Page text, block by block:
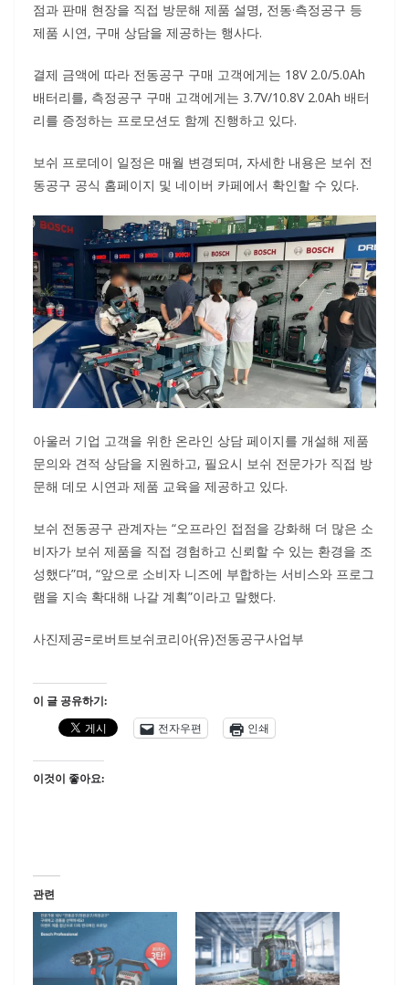
점과 판매 현장을 직접 방문해 제품 설명, 전동·측정공구 등
제품 시연, 구매 상담을 제공하는 행사다.
결제 금액에 따라 전동공구 구매 고객에게는 18V 2.0/5.0Ah
배터리를, 측정공구 구매 고객에게는 3.7V/10.8V 2.0Ah 배터
리를 증정하는 프로모션도 함께 진행하고 있다.
보쉬 프로데이 일정은 매월 변경되며, 자세한 내용은 보쉬 전
동공구 공식 홈페이지 및 네이버 카페에서 확인할 수 있다.
아울러 기업 고객을 위한 온라인 상담 페이지를 개설해 제품
문의와 견적 상담을 지원하고, 필요시 보쉬 전문가가 직접 방
문해 데모 시연과 제품 교육을 제공하고 있다.
보쉬 전동공구 관계자는 “오프라인 접점을 강화해 더 많은 소
비자가 보쉬 제품을 직접 경험하고 신뢰할 수 있는 환경을 조
성했다”며, “앞으로 소비자 니즈에 부합하는 서비스와 프로그
램을 지속 확대해 나갈 계획”이라고 말했다.
사진제공=로버트보쉬코리아(유)전동공구사업부
이 글 공유하기:
전자우편
인쇄
이것이 좋아요:
관련